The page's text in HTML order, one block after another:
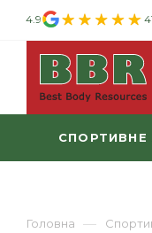
4.9
СПОРТИВНЕ
Головна —